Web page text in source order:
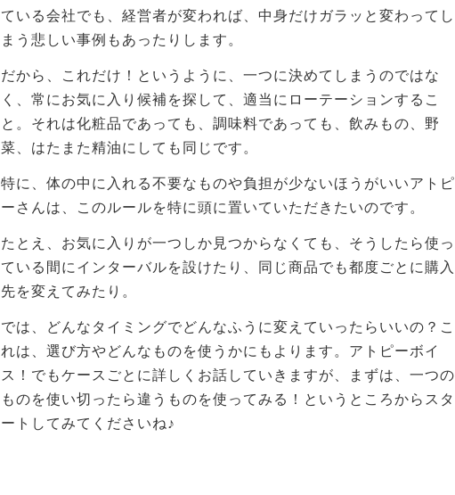
ている会社でも、経営者が変われば、中身だけガラッと変わってし
まう悲しい事例もあったりします。
だから、これだけ！というように、一つに決めてしまうのではな
く、常にお気に入り候補を探して、適当にローテーションするこ
と。それは化粧品であっても、調味料であっても、飲みもの、野
菜、はたまた精油にしても同じです。
特に、体の中に入れる不要なものや負担が少ないほうがいいアトピ
ーさんは、このルールを特に頭に置いていただきたいのです。
たとえ、お気に入りが一つしか見つからなくても、そうしたら使っ
ている間にインターバルを設けたり、同じ商品でも都度ごとに購入
先を変えてみたり。
では、どんなタイミングでどんなふうに変えていったらいいの？こ
れは、選び方やどんなものを使うかにもよります。アトピーボイ
ス！でもケースごとに詳しくお話していきますが、まずは、一つの
ものを使い切ったら違うものを使ってみる！というところからスタ
ートしてみてくださいね♪